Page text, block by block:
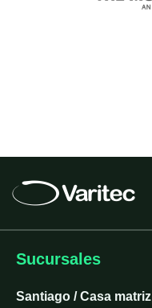
Sucursales
Santiago / Casa matriz